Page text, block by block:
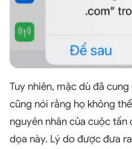
Tuy nhiên, mặc dù đã
cũng nói rằng họ không
nguyên nhân của cuộc
dọa này. Lý do được đưa